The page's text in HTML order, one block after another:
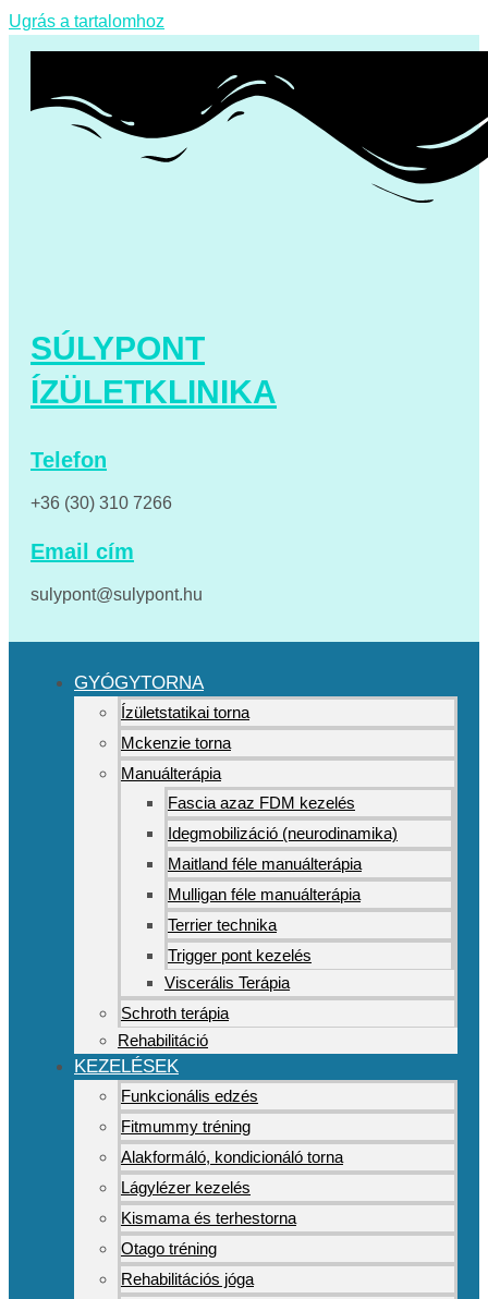
Ugrás a tartalomhoz
SÚLYPONT
ÍZÜLETKLINIKA
Telefon
+36 (30) 310 7266
Email cím
sulypont@sulypont.hu
GYÓGYTORNA
Ízületstatikai torna
Mckenzie torna
Manuálterápia
Fascia azaz FDM kezelés
Idegmobilizáció (neurodinamika)
Maitland féle manuálterápia
Mulligan féle manuálterápia
Terrier technika
Trigger pont kezelés
Viscerális Terápia
Schroth terápia
Rehabilitáció
KEZELÉSEK
Funkcionális edzés
Fitmummy tréning
Alakformáló, kondicionáló torna
Lágylézer kezelés
Kismama és terhestorna
Otago tréning
Rehabilitációs jóga